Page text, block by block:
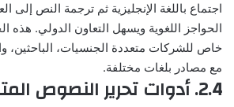
اجتماع باللغة الإنجليزية ثم ترجمة النص إلى
الحواجز اللغوية ويسهل التعاون الدولي. هذه
خاص للشركات متعددة الجنسيات، الباحثين،
مع مصادر بلغات مختلفة.
2.4. أدوات تحرير النصوص المتقدمة